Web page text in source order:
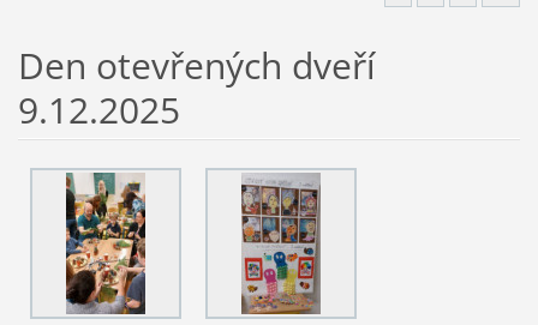
Den otevřených dveří
9.12.2025